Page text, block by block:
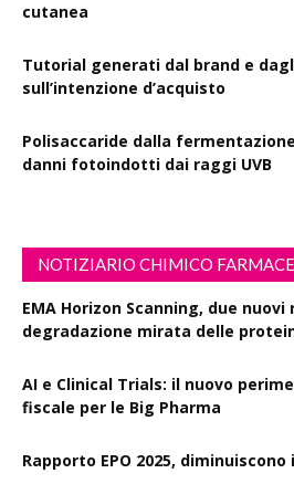
cutanea
Tutorial generati dal brand e
sull’intenzione d’acquisto
Polisaccaride dalla
danni fotoindotti dai raggi UVB
NOTIZIARIO CHIMICO
EMA Horizon Scanning, due
degradazione mirata delle
AI e Clinical Trials: il nuovo
fiscale per le Big Pharma
Rapporto EPO 2025,